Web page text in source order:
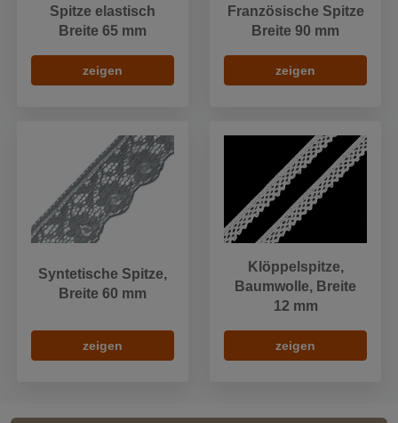
Spitze elastisch
Breite 65 mm
zeigen
Französische Spitze
Breite 90 mm
zeigen
Syntetische Spitze,
Breite 60 mm
zeigen
Klöppelspitze,
Baumwolle, Breite
12 mm
zeigen